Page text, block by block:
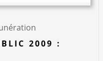
2009 :